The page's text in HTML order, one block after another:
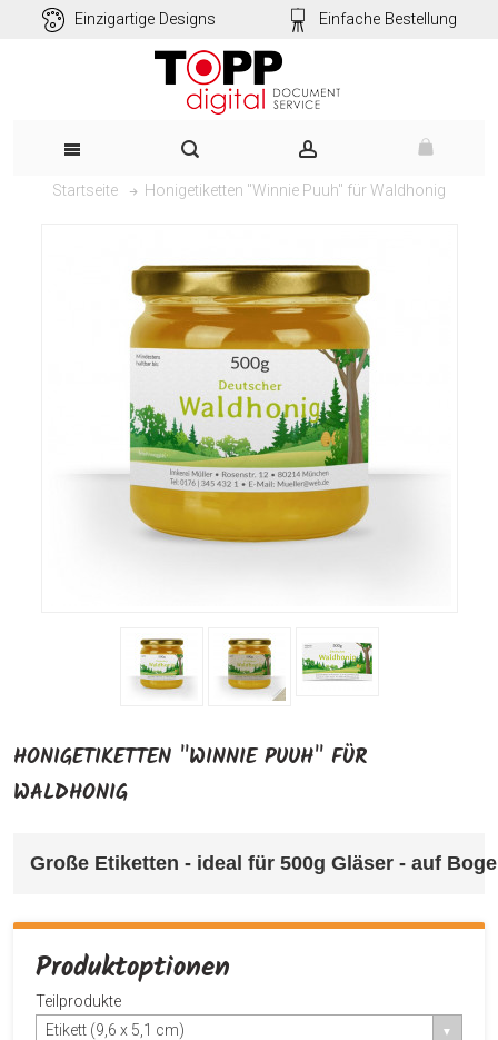
Einzigartige Designs Einfache Bestellung
Startseite Honigetiketten "Winnie Puuh" für Waldhonig
HONIGETIKETTEN "WINNIE PUUH" FÜR
WALDHONIG
Große Etiketten - ideal für 500g Gläser - auf
Produktoptionen
Teilprodukte
Etikett (9,6 x 5,1 cm)